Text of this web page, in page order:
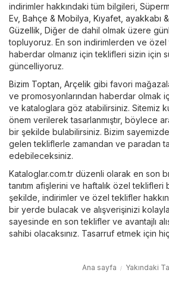
indirimler hakkındaki tüm bilgileri,
Ev, Bahçe & Mobilya Kıyafet, ayakkabı
Güzellik Diğer de dahil olmak üzere
topluyoruz. En son indirimlerden ve
haberdar olmanız için teklifleri sizin için
güncelliyoruz.
Bizim Toptan Arçelik gibi favori
ve promosyonlarından haberdar olmak
ve kataloglara göz atabilirsiniz. Sitemiz
önem verilerek tasarlanmıştır, böylece
bir şekilde bulabilirsiniz. Bizim
gelen tekliflerle zamandan ve paradan
edebileceksiniz.
Kataloglar.com.tr düzenli olarak en son
tanıtım afişlerini ve haftalık özel teklifleri
şekilde, indirimler ve özel teklifler
bir yerde bulacak ve alışverişinizi
sayesinde en son teklifler ve avantajlı
sahibi olacaksınız. Tasarruf etmek için
Ana sayfa Yakındaki